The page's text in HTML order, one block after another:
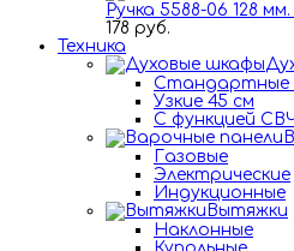
Ручка 5588-06 128
178 руб.
Техника
Стандартные
Узкие 45 см
С функцией
Газовые
Электрические
Индукционные
Вытяжки
Наклонные